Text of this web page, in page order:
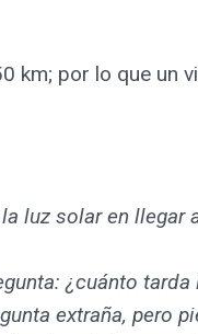
km; por lo que un
luz solar en llegar
¿cuánto
extraña, pero